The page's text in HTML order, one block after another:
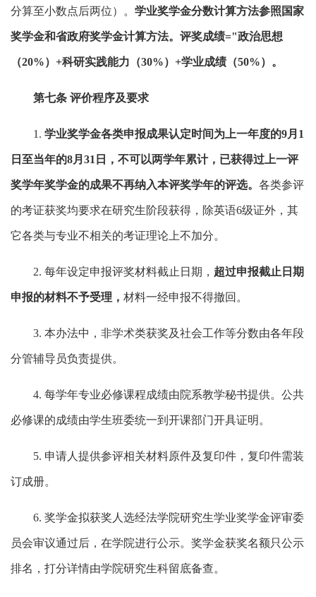
分算至小数点后两位）。 学业奖学金分数计算方法参照国家
奖学金和省政府奖学金计算方法。评奖成绩="政治思想
（20%）+科研实践能力（30%）+学业成绩（50%）。
第七条 评价程序及要求
1. 学业奖学金各类申报成果认定时间为上一年度的9月1
日至当年的8月31日，不可以两学年累计，已获得过上一评
奖学年奖学金的成果不再纳入本评奖学年的评选。 各类参评
的考证获奖均要求在研究生阶段获得，除英语6级证外，其
它各类与专业不相关的考证理论上不加分。
2. 每年设定申报评奖材料截止日期， 超过申报截止日期
申报的材料不予受理， 材料一经申报不得撤回。
3. 本办法中，非学术类获奖及社会工作等分数由各年段
分管辅导员负责提供。
4. 每学年专业必修课程成绩由院系教学秘书提供。公共
必修课的成绩由学生班委统一到开课部门开具证明。
5. 申请人提供参评相关材料原件及复印件，复印件需装
订成册。
6. 奖学金拟获奖人选经法学院研究生学业奖学金评审委
员会审议通过后，在学院进行公示。奖学金获奖名额只公示
排名，打分详情由学院研究生科留底备查。